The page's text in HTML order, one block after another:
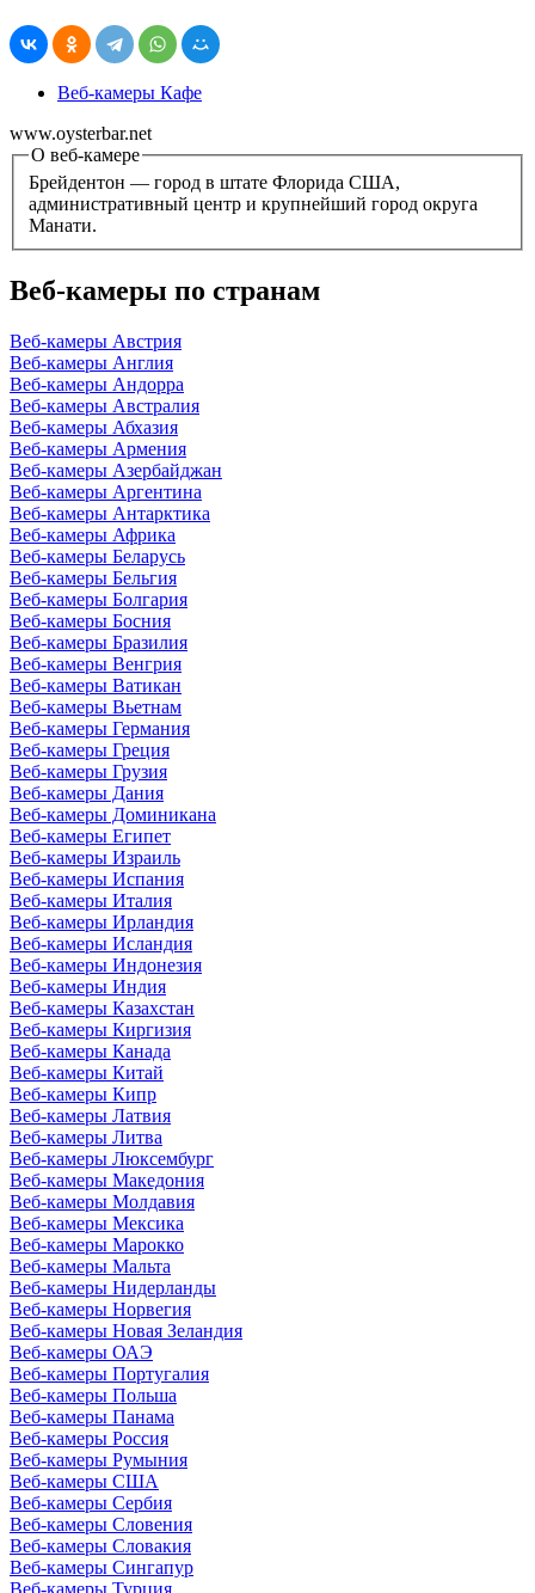
Веб-камеры Кафе
www.oysterbar.net
О веб-камере
Брейдентон — город в штате Флорида США,
административный центр и крупнейший город округа
Манати.
Веб-камеры по странам
Веб-камеры Австрия
Веб-камеры Англия
Веб-камеры Андорра
Веб-камеры Австралия
Веб-камеры Абхазия
Веб-камеры Армения
Веб-камеры Азербайджан
Веб-камеры Аргентина
Веб-камеры Антарктика
Веб-камеры Африка
Веб-камеры Беларусь
Веб-камеры Бельгия
Веб-камеры Болгария
Веб-камеры Босния
Веб-камеры Бразилия
Веб-камеры Венгрия
Веб-камеры Ватикан
Веб-камеры Вьетнам
Веб-камеры Германия
Веб-камеры Греция
Веб-камеры Грузия
Веб-камеры Дания
Веб-камеры Доминикана
Веб-камеры Египет
Веб-камеры Израиль
Веб-камеры Испания
Веб-камеры Италия
Веб-камеры Ирландия
Веб-камеры Исландия
Веб-камеры Индонезия
Веб-камеры Индия
Веб-камеры Казахстан
Веб-камеры Киргизия
Веб-камеры Канада
Веб-камеры Китай
Веб-камеры Кипр
Веб-камеры Латвия
Веб-камеры Литва
Веб-камеры Люксембург
Веб-камеры Македония
Веб-камеры Молдавия
Веб-камеры Мексика
Веб-камеры Марокко
Веб-камеры Мальта
Веб-камеры Нидерланды
Веб-камеры Норвегия
Веб-камеры Новая Зеландия
Веб-камеры ОАЭ
Веб-камеры Португалия
Веб-камеры Польша
Веб-камеры Панама
Веб-камеры Россия
Веб-камеры Румыния
Веб-камеры США
Веб-камеры Сербия
Веб-камеры Словения
Веб-камеры Словакия
Веб-камеры Сингапур